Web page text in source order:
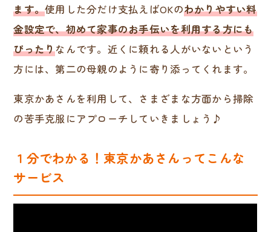
ます。使用した分だけ支払えばOKのわかりやすい料
金設定で、初めて家事のお手伝いを利用する方にも
ぴったりなんです。近くに頼れる人がいないという
方には、第二の母親のように寄り添ってくれます。
東京かあさんを利用して、さまざまな方面から掃除
の苦手克服にアプローチしていきましょう♪
１分でわかる！東京かあさんってこんな
サービス